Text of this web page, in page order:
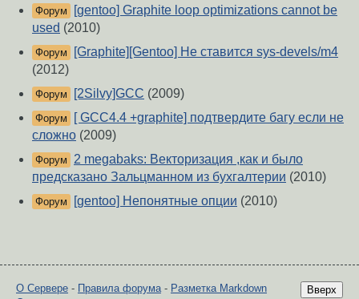
Форум
[gentoo] Graphite loop optimizations cannot be
used (2010)
Форум
[Graphite][Gentoo] Не ставится sys-devels/m4
(2012)
Форум [2Silvy]GCC (2009)
Форум
[ GCC4.4 +graphite] подтвердите багу если не
сложно (2009)
Форум
2 megabaks: Векторизация ,как и было
предсказано Зальцманном из бухгалтерии (2010)
Форум [gentoo] Непонятные опции (2010)
Вверх
О Сервере - Правила форума- Разметка Markdown